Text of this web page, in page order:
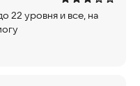
22 уровня и все, на